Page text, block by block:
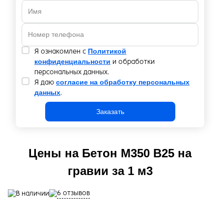
Я ознакомлен с Политикой
конфиденциальности и обработки
персональных данных.
Я даю согласие на обработку персональных
данных.
Заказать
Цены на Бетон М350 В25 на
гравии за 1 м3
В наличии 6 отзывов